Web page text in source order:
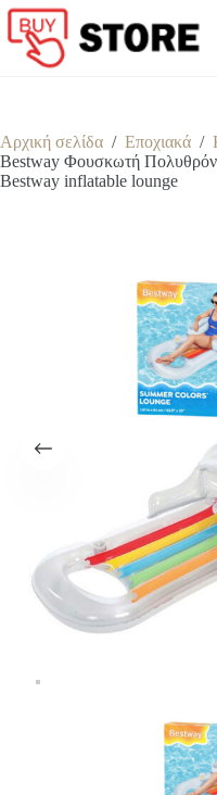
Μετάβαση
στο
περιεχόμενο
Αρχική σελίδα / Εποχιακά /
Bestway Φουσκωτή
Bestway inflatable lounge